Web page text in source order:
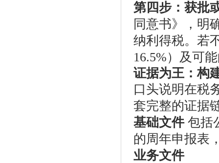
第四步：获批
同意书》，明
纳利得税。若
16.5%）及可
证据为王：构
口头说明在税
套完整的证据
基础文件包括
的周年申报表
业务文件